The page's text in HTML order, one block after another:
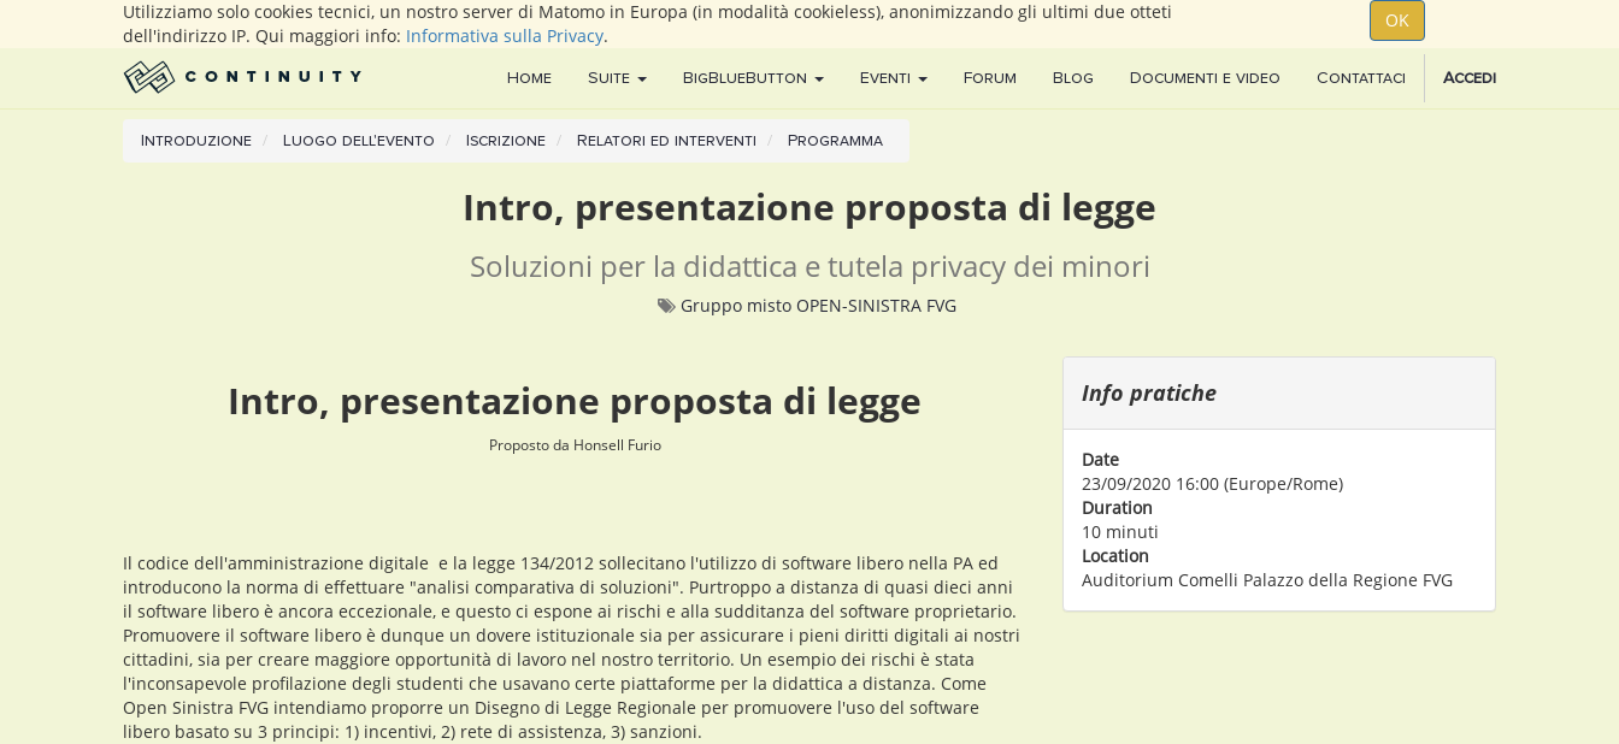
Utilizziamo solo cookies tecnici, un nostro server di Matomo in Europa (in modalità cookieless), anonimizzando gli ultimi due otteti
dell'indirizzo IP. Qui maggiori info: Informativa sulla Privacy.
OK
Home Suite BigBlueButton Eventi Forum Blog Documenti e video Contattaci Accedi
Introduzione Luogo dell'evento Iscrizione Relatori ed interventi Programma
Intro, presentazione proposta di legge
Soluzioni per la didattica e tutela privacy dei minori
Gruppo misto OPEN-SINISTRA FVG
Intro, presentazione proposta di legge
Proposto da Honsell Furio
Il codice dell'amministrazione digitale e la legge 134/2012 sollecitano l'utilizzo di software libero nella PA ed
introducono la norma di effettuare "analisi comparativa di soluzioni". Purtroppo a distanza di quasi dieci anni
il software libero è ancora eccezionale, e questo ci espone ai rischi e alla sudditanza del software proprietario.
Promuovere il software libero è dunque un dovere istituzionale sia per assicurare i pieni diritti digitali ai nostri
cittadini, sia per creare maggiore opportunità di lavoro nel nostro territorio. Un esempio dei rischi è stata
l'inconsapevole profilazione degli studenti che usavano certe piattaforme per la didattica a distanza. Come
Open Sinistra FVG intendiamo proporre un Disegno di Legge Regionale per promuovere l'uso del software
libero basato su 3 principi: 1) incentivi, 2) rete di assistenza, 3) sanzioni.
Info pratiche
Date
23/09/2020 16:00 (Europe/Rome)
Duration
10 minuti
Location
Auditorium Comelli Palazzo della Regione FVG